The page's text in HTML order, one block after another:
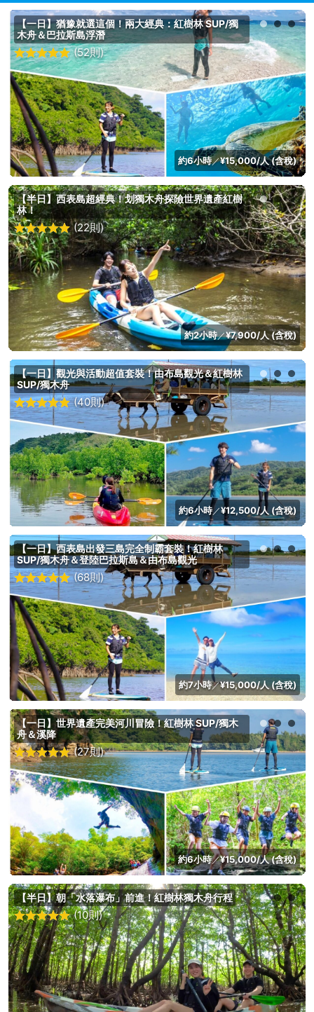
【一日】猶豫就選這個！兩大經典：紅樹林 SUP/獨
木舟＆巴拉斯島浮潛
(52則)
約6小時／¥15,000/人 (含稅)
【半日】西表島超經典！划獨木舟探險世界遺產紅樹
林！
(22則)
約2小時／¥7,900/人 (含稅)
【一日】觀光與活動超值套裝！由布島觀光＆紅樹林
SUP/獨木舟
(40則)
約6小時／¥12,500/人 (含稅)
【一日】西表島出發三島完全制霸套裝！紅樹林
SUP/獨木舟＆登陸巴拉斯島＆由布島觀光
(68則)
約7小時／¥15,000/人 (含稅)
【一日】世界遺產完美河川冒險！紅樹林 SUP/獨木
舟＆溪降
(27則)
約6小時／¥15,000/人 (含稅)
【半日】朝「水落瀑布」前進！紅樹林獨木舟行程
(10則)